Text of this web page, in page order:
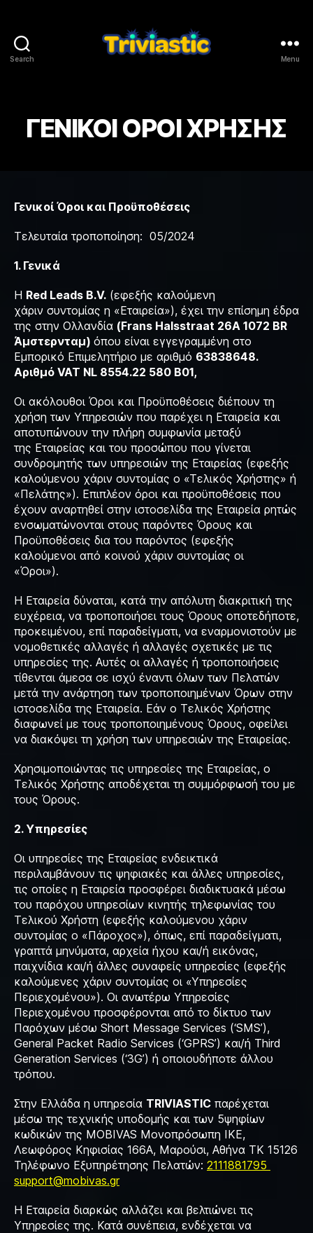
Search Menu
ΓΕΝΙΚΟΙ ΟΡΟΙ ΧΡΗΣΗΣ
Γενικοί Όροι και Προϋποθέσεις
Τελευταία τροποποίηση: 05/2024
1. Γενικά
Η Red Leads B.V. (εφεξής καλούμενη
χάριν συντομίας η «Εταιρεία»), έχει την επίσημη έδρα
της στην Ολλανδία (Frans Halsstraat 26A 1072 BR
Άμστερνταμ) όπου είναι εγγεγραμμένη στο
Εμπορικό Επιμελητήριο με αριθμό 63838648.
Αριθμό VAT NL 8554.22 580 B01,
Οι ακόλουθοι Όροι και Προϋποθέσεις διέπουν τη
χρήση των Υπηρεσιών που παρέχει η Εταιρεία και
αποτυπώνουν την πλήρη συμφωνία μεταξύ
της Εταιρείας και του προσώπου που γίνεται
συνδρομητής των υπηρεσιών της Εταιρείας (εφεξής
καλούμενου χάριν συντομίας ο «Τελικός Χρήστης» ή
«Πελάτης»). Επιπλέον όροι και προϋποθέσεις που
έχουν αναρτηθεί στην ιστοσελίδα της Εταιρεία ρητώς
ενσωματώνονται στους παρόντες Όρους και
Προϋποθέσεις δια του παρόντος (εφεξής
καλούμενοι από κοινού χάριν συντομίας οι
«Όροι»).
Η Εταιρεία δύναται, κατά την απόλυτη διακριτική της
ευχέρεια, να τροποποιήσει τους Όρους οποτεδήποτε,
προκειμένου, επί παραδείγματι, να εναρμονιστούν με
νομοθετικές αλλαγές ή αλλαγές σχετικές με τις
υπηρεσίες της. Αυτές οι αλλαγές ή τροποποιήσεις
τίθενται άμεσα σε ισχύ έναντι όλων των Πελατών
μετά την ανάρτηση των τροποποιημένων Όρων στην
ιστοσελίδα της Εταιρεία. Εάν ο Τελικός Χρήστης
διαφωνεί με τους τροποποιημένους Όρους, οφείλει
να διακόψει τη χρήση των υπηρεσιών της Εταιρείας.
Χρησιμοποιώντας τις υπηρεσίες της Εταιρείας, ο
Τελικός Χρήστης αποδέχεται τη συμμόρφωσή του με
τους Όρους.
2. Υπηρεσίες
Οι υπηρεσίες της Εταιρείας ενδεικτικά
περιλαμβάνουν τις ψηφιακές και άλλες υπηρεσίες,
τις οποίες η Εταιρεία προσφέρει διαδικτυακά μέσω
του παρόχου υπηρεσίων κινητής τηλεφωνίας του
Τελικού Χρήστη (εφεξής καλούμενου χάριν
συντομίας ο «Πάροχος»), όπως, επί παραδείγματι,
γραπτά μηνύματα, αρχεία ήχου και/ή εικόνας,
παιχνίδια και/ή άλλες συναφείς υπηρεσίες (εφεξής
καλούμενες χάριν συντομίας οι «Υπηρεσίες
Περιεχομένου»). Οι ανωτέρω Υπηρεσίες
Περιεχομένου προσφέρονται από το δίκτυο των
Παρόχων μέσω Short Message Services (‘SMS’),
General Packet Radio Services (‘GPRS’) και/ή Third
Generation Services (‘3G’) ή οποιουδήποτε άλλου
τρόπου.
Στην Ελλάδα η υπηρεσία TRIVIASTIC παρέχεται
μέσω της τεχνικής υποδομής και των 5ψηφίων
κωδικών της MOBIVAS Μονοπρόσωπη ΙΚΕ,
Λεωφόρος Κηφισίας 166Α, Μαρούσι, Αθήνα ΤΚ 15126
Τηλέφωνο Εξυπηρέτησης Πελατών: 2111881795
support@mobivas.gr
Η Εταιρεία διαρκώς αλλάζει και βελτιώνει τις
Υπηρεσίες της. Κατά συνέπεια, ενδέχεται να